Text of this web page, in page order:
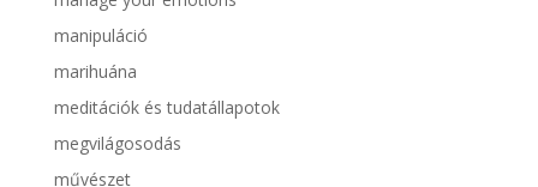
manipuláció
marihuána
meditációk és tudatállapotok
megvilágosodás
művészet